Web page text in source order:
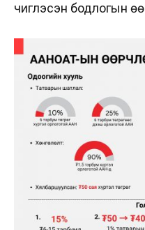
чиглэсэн бодлогын